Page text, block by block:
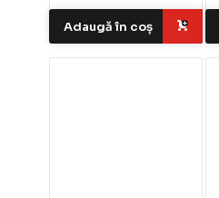
Adaugă în coș